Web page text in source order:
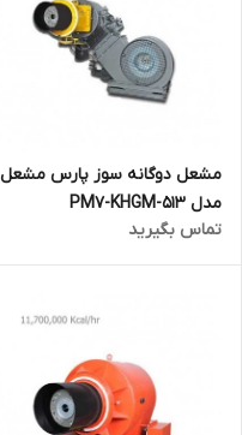
مشعل دوگانه سوز پارس مشعل
مدل PM7-KHGM-513
تماس بگیرید